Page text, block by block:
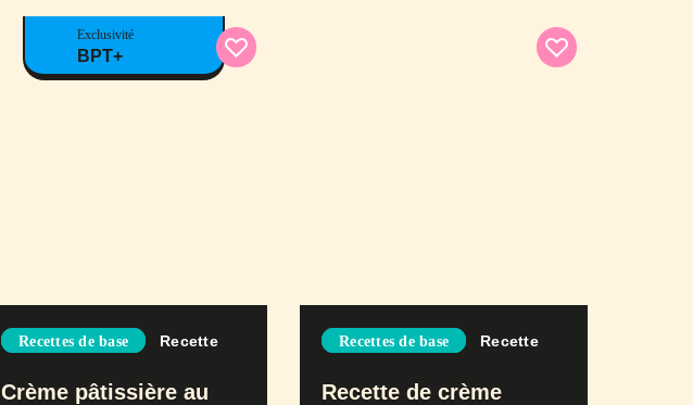
Exclusivité
BPT+
Recettes de base Recette
Crème pâtissière au
Recettes de base Recette
Recette de crème